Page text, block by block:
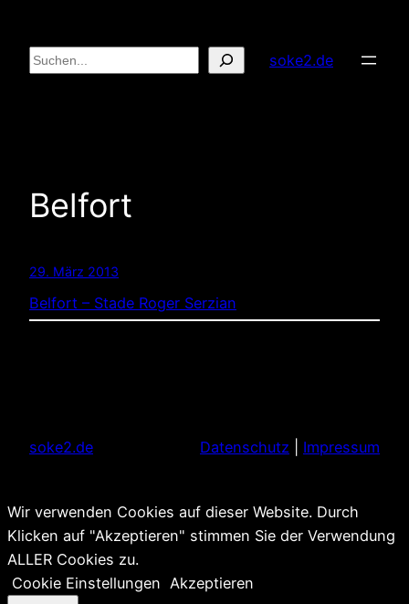
Inhalt
springen
Suchen soke2.de
Belfort
29. März 2013
Belfort – Stade Roger Serzian
soke2.de Datenschutz Impressum
Wir verwenden Cookies auf dieser Website. Durch
Klicken auf "Akzeptieren" stimmen Sie der Verwendung
ALLER Cookies zu.
Cookie Einstellungen Akzeptieren